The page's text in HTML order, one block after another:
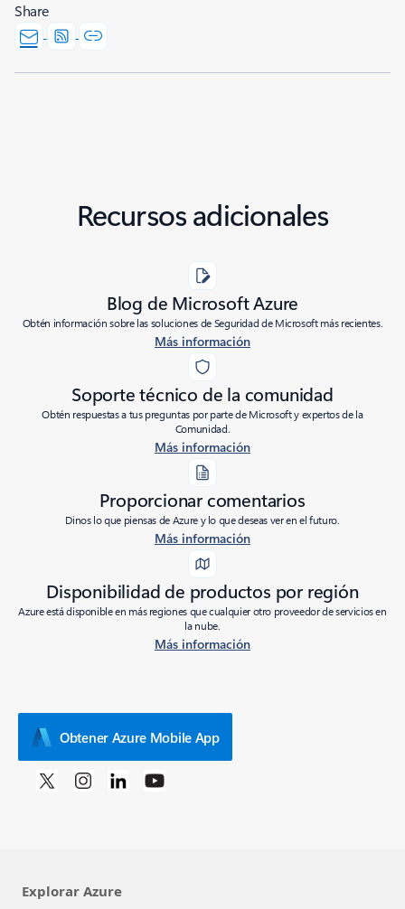
Share
Recursos adicionales
Blog de Microsoft Azure
Obtén información sobre las soluciones de Seguridad de Microsoft más recientes.
Más información
Soporte técnico de la comunidad
Obtén respuestas a tus preguntas por parte de Microsoft y expertos de la
Comunidad.
Más información
Proporcionar comentarios
Dinos lo que piensas de Azure y lo que deseas ver en el futuro.
Más información
Disponibilidad de productos por región
Azure está disponible en más regiones que cualquier otro proveedor de servicios en
la nube.
Más información
Obtener Azure Mobile App
Explorar Azure